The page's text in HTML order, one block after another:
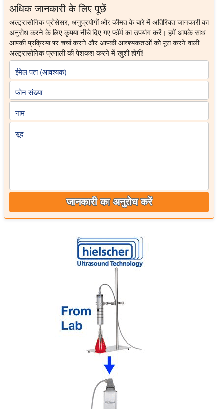
अधिक जानकारी के लिए पूछें
अल्ट्रासोनिक प्रोसेसर, अनुप्रयोगों और कीमत के बारे में अतिरिक्त जानकारी का
अनुरोध करने के लिए कृपया नीचे दिए गए फॉर्म का उपयोग करें। हमें आपके साथ
आपकी प्रक्रिया पर चर्चा करने और आपकी आवश्यकताओं को पूरा करने वाली
अल्ट्रासोनिक प्रणाली की पेशकश करने में खुशी होगी!
ईमेल पता (आवश्यक)
फोन संख्या
नाम
सूद
जानकारी का अनुरोध करें